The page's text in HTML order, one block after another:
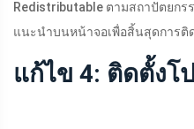
Redistributable ตามสถาปัตยก
แนะนำบนหน้าจอเพื่อสิ้นสุดการติ
แก้ไข 4: ติดตั้งโ